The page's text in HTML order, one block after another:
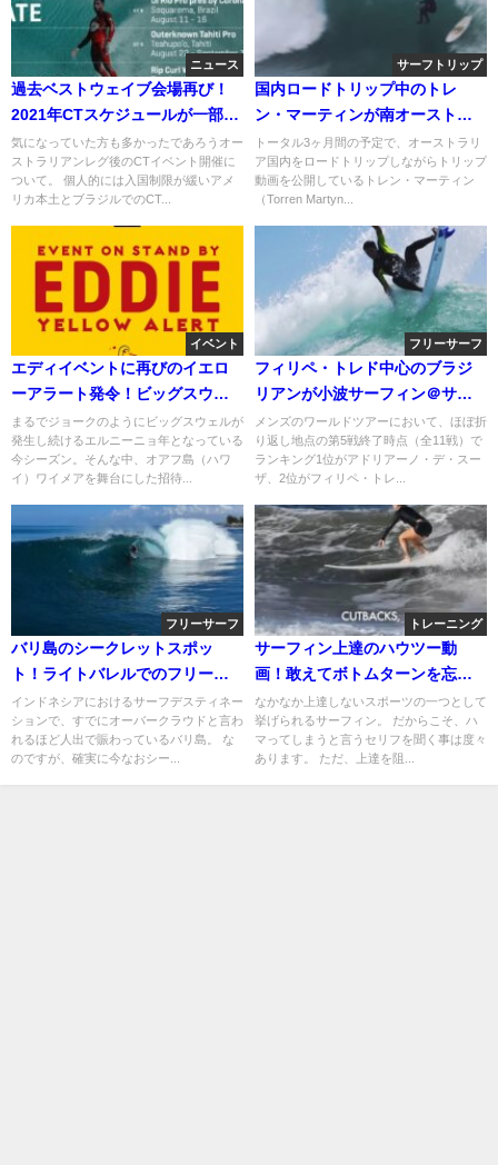
ニュース
過去ベストウェイブ会場再び！
2021年CTスケジュールが一部変
更
気になっていた方も多かったであろうオー
ストラリアンレグ後のCTイベント開催に
ついて。 個人的には入国制限が緩いアメ
リカ本土とブラジルでのCT...
サーフトリップ
国内ロードトリップ中のトレ
ン・マーティンが南オーストラ
リアでフリーサーフ
トータル3ヶ月間の予定で、オーストラリ
ア国内をロードトリップしながらトリップ
動画を公開しているトレン・マーティン
（Torren Martyn...
イベント
エディイベントに再びのイエロ
ーアラート発令！ビッグスウェ
ル到来は2月25日
まるでジョークのようにビッグスウェルが
発生し続けるエルニーニョ年となっている
今シーズン。そんな中、オアフ島（ハワ
イ）ワイメアを舞台にした招待...
フリーサーフ
フィリペ・トレド中心のブラジ
リアンが小波サーフィン＠サン
ディエゴ
メンズのワールドツアーにおいて、ほぼ折
り返し地点の第5戦終了時点（全11戦）で
ランキング1位がアドリアーノ・デ・スー
ザ、2位がフィリペ・トレ...
フリーサーフ
バリ島のシークレットスポッ
ト！ライトバレルでのフリーサ
ーフィン映像
インドネシアにおけるサーフデスティネー
ションで、すでにオーバークラウドと言わ
れるほど人出で賑わっているバリ島。 な
のですが、確実に今なおシー...
トレーニング
サーフィン上達のハウツー動
画！敢えてボトムターンを忘れ
てハイラインを取る
なかなか上達しないスポーツの一つとして
挙げられるサーフィン。 だからこそ、ハ
マってしまうと言うセリフを聞く事は度々
あります。 ただ、上達を阻...